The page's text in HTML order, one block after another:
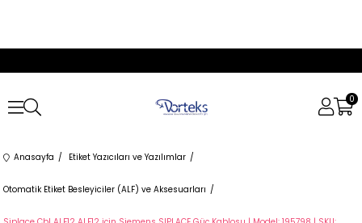
0
Anasayfa Etiket Yazıcıları ve Yazılımlar
Otomatik Etiket Besleyiciler (ALF) ve Aksesuarları